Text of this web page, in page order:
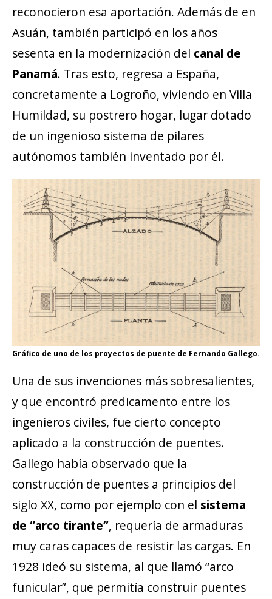
reconocieron esa aportación. Además de en
Asuán, también participó en los años
sesenta en la modernización del canal de
Panamá. Tras esto, regresa a España,
concretamente a Logroño, viviendo en Villa
Humildad, su postrero hogar, lugar dotado
de un ingenioso sistema de pilares
autónomos también inventado por él.
Gráfico de uno de los proyectos de puente de Fernando Gallego.
Una de sus invenciones más sobresalientes,
y que encontró predicamento entre los
ingenieros civiles, fue cierto concepto
aplicado a la construcción de puentes.
Gallego había observado que la
construcción de puentes a principios del
siglo XX, como por ejemplo con el sistema
de “arco tirante”, requería de armaduras
muy caras capaces de resistir las cargas. En
1928 ideó su sistema, al que llamó “arco
funicular”, que permitía construir puentes